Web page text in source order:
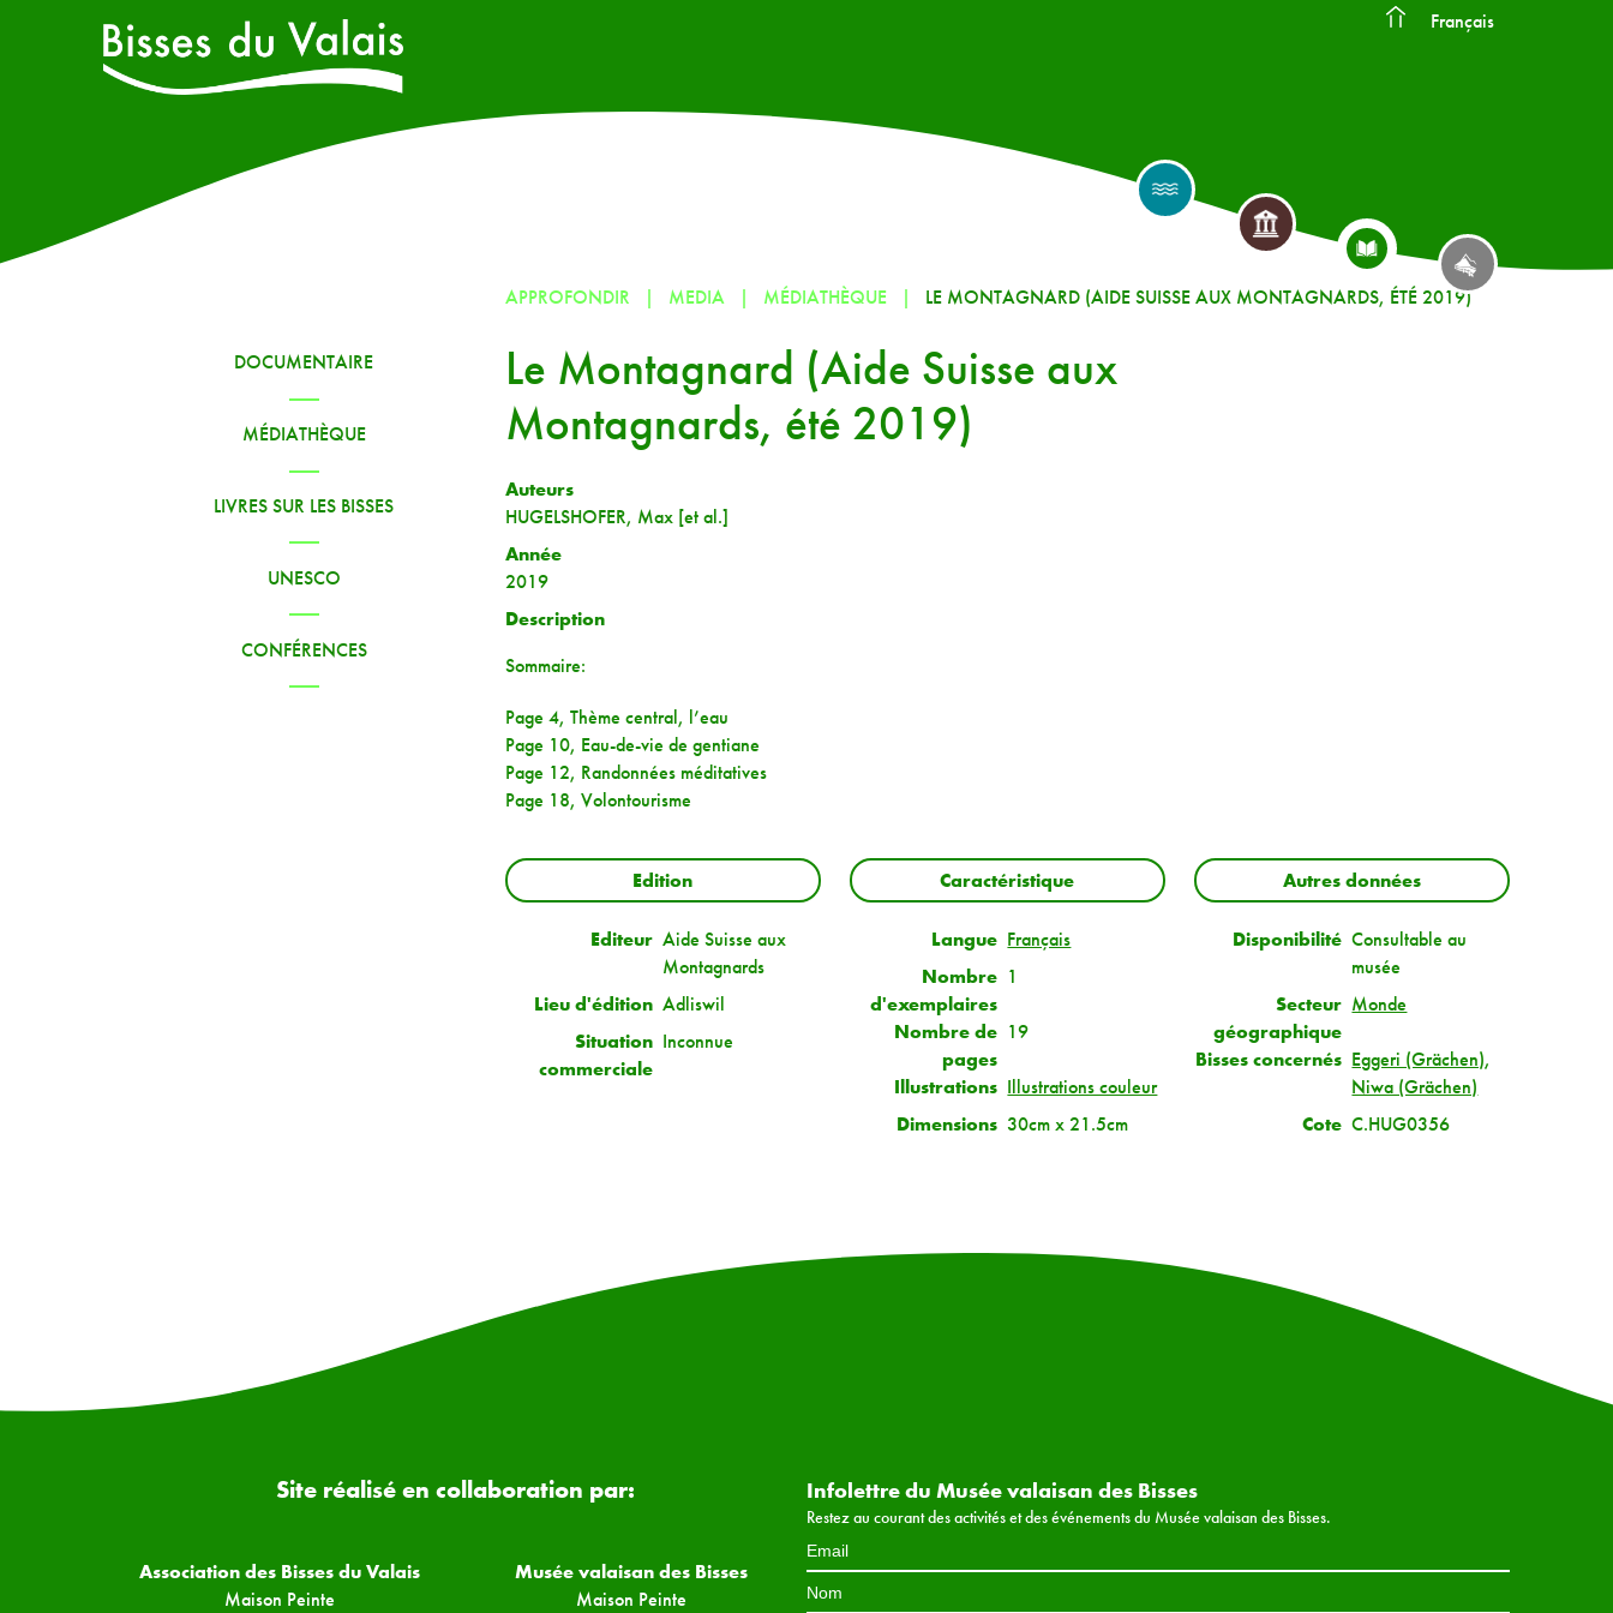
Français
DOCUMENTAIRE
MÉDIATHÈQUE
LIVRES SUR LES BISSES
UNESCO
CONFÉRENCES
APPROFONDIR MEDIA MÉDIATHÈQUE LE MONTAGNARD (AIDE SUISSE AUX MONTAGNARDS, ÉTÉ 2019)
Le Montagnard (Aide Suisse aux
Montagnards, été 2019)
Auteurs
HUGELSHOFER, Max [et al.]
Année
2019
Description
Sommaire:
Page 4, Thème central, l’eau
Page 10, Eau-de-vie de gentiane
Page 12, Randonnées méditatives
Page 18, Volontourisme
Edition
Editeur Aide Suisse aux
Montagnards
Lieu d'édition Adliswil
Situation
commerciale
Inconnue
Caractéristique
Langue Français
Nombre
d'exemplaires
1
Nombre de
pages
19
Illustrations Illustrations couleur
Dimensions 30cm x 21.5cm
Autres données
Disponibilité Consultable au
musée
Secteur
géographique
Monde
Bisses concernés Eggeri (Grächen),
Niwa (Grächen)
Cote C.HUG0356
Site réalisé en collaboration par:
Association des Bisses du Valais
Maison Peinte
Musée valaisan des Bisses
Maison Peinte
Infolettre du Musée valaisan des Bisses
Restez au courant des activités et des événements du Musée valaisan des Bisses.